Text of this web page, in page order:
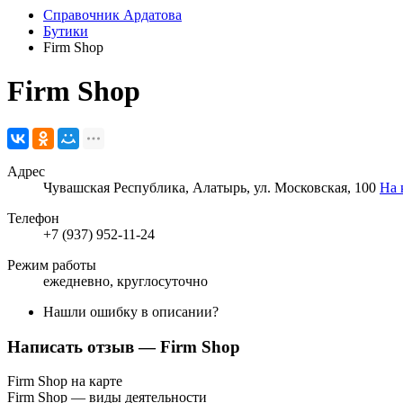
Справочник Ардатова
Бутики
Firm Shop
Firm Shop
Адрес
Чувашская Республика, Алатырь, ул. Московская, 100 На
Телефон
+7 (937) 952-11-24
Режим работы
ежедневно, круглосуточно
Нашли ошибку в описании?
Написать отзыв— Firm Shop
Firm Shop на карте
Firm Shop — виды деятельности